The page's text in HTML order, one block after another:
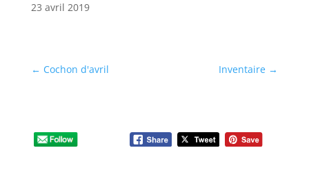
23 avril 2019
← Cochon d'avril Inventaire →